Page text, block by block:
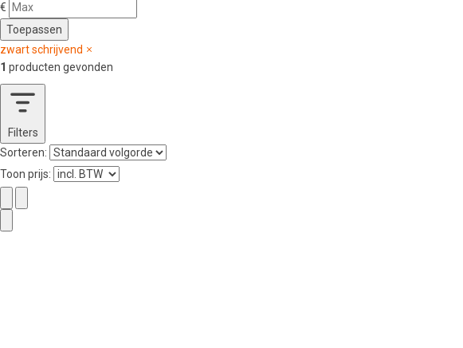
€
Toepassen
zwart schrijvend
1 producten gevonden
Filters
Sorteren:
Toon prijs: